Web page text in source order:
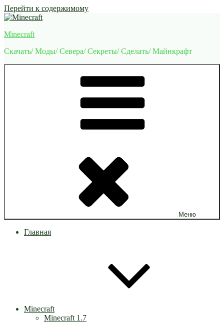
Перейти к содержимому
Minecraft
Скачать/ Моды/ Севера/ Секреты/ Сделать/ Майнкрафт
Меню
Главная
Minecraft
Minecraft 1.7